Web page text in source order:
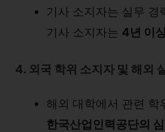
기사 소지자는 실무 경
기사 소지자는 4년 이
4. 외국 학위 소지자 및 해외
해외 대학에서 관련 학
한국산업인력공단의